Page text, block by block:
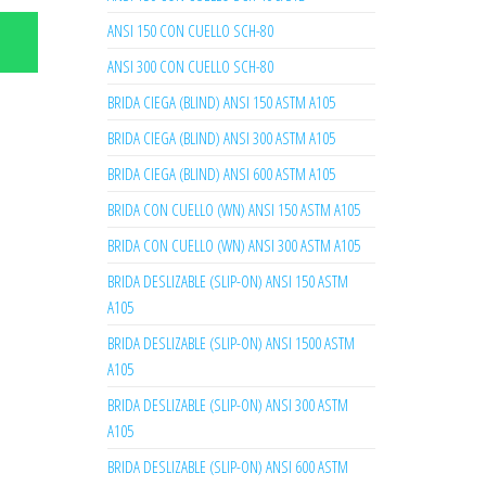
ANSI 150 CON CUELLO SCH-80
ANSI 300 CON CUELLO SCH-80
BRIDA CIEGA (BLIND) ANSI 150 ASTM A105
BRIDA CIEGA (BLIND) ANSI 300 ASTM A105
BRIDA CIEGA (BLIND) ANSI 600 ASTM A105
BRIDA CON CUELLO (WN) ANSI 150 ASTM A105
BRIDA CON CUELLO (WN) ANSI 300 ASTM A105
BRIDA DESLIZABLE (SLIP-ON) ANSI 150 ASTM
A105
BRIDA DESLIZABLE (SLIP-ON) ANSI 1500 ASTM
A105
BRIDA DESLIZABLE (SLIP-ON) ANSI 300 ASTM
A105
BRIDA DESLIZABLE (SLIP-ON) ANSI 600 ASTM